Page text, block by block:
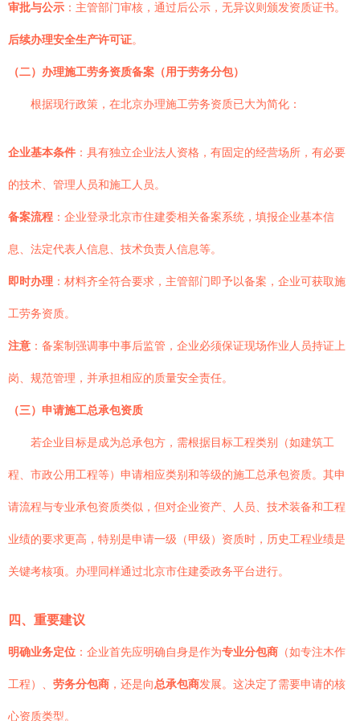
审批与公示 ：主管部门审核，通过后公示，无异议则颁发资质证书。
后续办理安全生产许可证。
（二）办理施工劳务资质备案（用于劳务分包）
根据现行政策，在北京办理施工劳务资质已大为简化：
企业基本条件 ：具有独立企业法人资格，有固定的经营场所，有必要
的技术、管理人员和施工人员。
备案流程 ：企业登录北京市住建委相关备案系统，填报企业基本信
息、法定代表人信息、技术负责人信息等。
即时办理 ：材料齐全符合要求，主管部门即予以备案，企业可获取施
工劳务资质。
注意 ：备案制强调事中事后监管，企业必须保证现场作业人员持证上
岗、规范管理，并承担相应的质量安全责任。
（三）申请施工总承包资质
若企业目标是成为总承包方，需根据目标工程类别（如建筑工
程、市政公用工程等）申请相应类别和等级的施工总承包资质。其申
请流程与专业承包资质类似，但对企业资产、人员、技术装备和工程
业绩的要求更高，特别是申请一级（甲级）资质时，历史工程业绩是
关键考核项。办理同样通过北京市住建委政务平台进行。
四、重要建议
明确业务定位 ：企业首先应明确自身是作为专业分包商 （如专注木作
工程）、 劳务分包商 ，还是向总承包商发展。这决定了需要申请的核
心资质类型。